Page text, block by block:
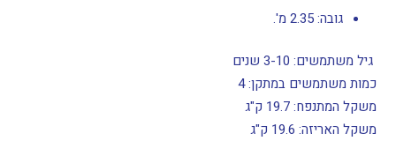
גובה: 2.35 מ'.
גיל משתמשים: 3-10 שנים
כמות משתמשים במתקן: 4
משקל המתנפח: 19.7 ק"ג
משקל האריזה: 19.6 ק"ג